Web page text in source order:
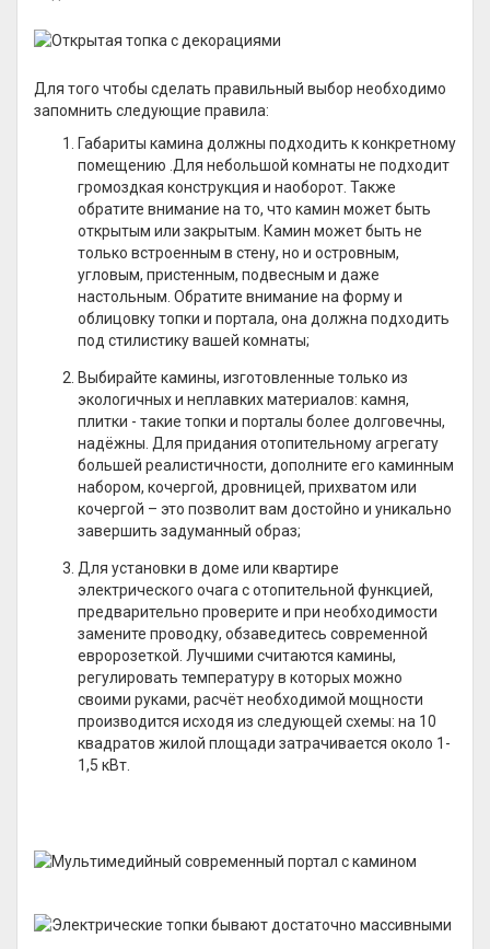
Для того чтобы сделать правильный выбор необходимо
запомнить следующие правила:
Габариты камина должны подходить к конкретному
помещению .Для небольшой комнаты не подходит
громоздкая конструкция и наоборот. Также
обратите внимание на то, что камин может быть
открытым или закрытым. Камин может быть не
только встроенным в стену, но и островным,
угловым, пристенным, подвесным и даже
настольным. Обратите внимание на форму и
облицовку топки и портала, она должна подходить
под стилистику вашей комнаты;
Выбирайте камины, изготовленные только из
экологичных и неплавких материалов: камня,
плитки - такие топки и порталы более долговечны,
надёжны. Для придания отопительному агрегату
большей реалистичности, дополните его каминным
набором, кочергой, дровницей, прихватом или
кочергой – это позволит вам достойно и уникально
завершить задуманный образ;
Для установки в доме или квартире
электрического очага с отопительной функцией,
предварительно проверите и при необходимости
замените проводку, обзаведитесь современной
евророзеткой. Лучшими считаются камины,
регулировать температуру в которых можно
своими руками, расчёт необходимой мощности
производится исходя из следующей схемы: на 10
квадратов жилой площади затрачивается около 1-
1,5 кВт.